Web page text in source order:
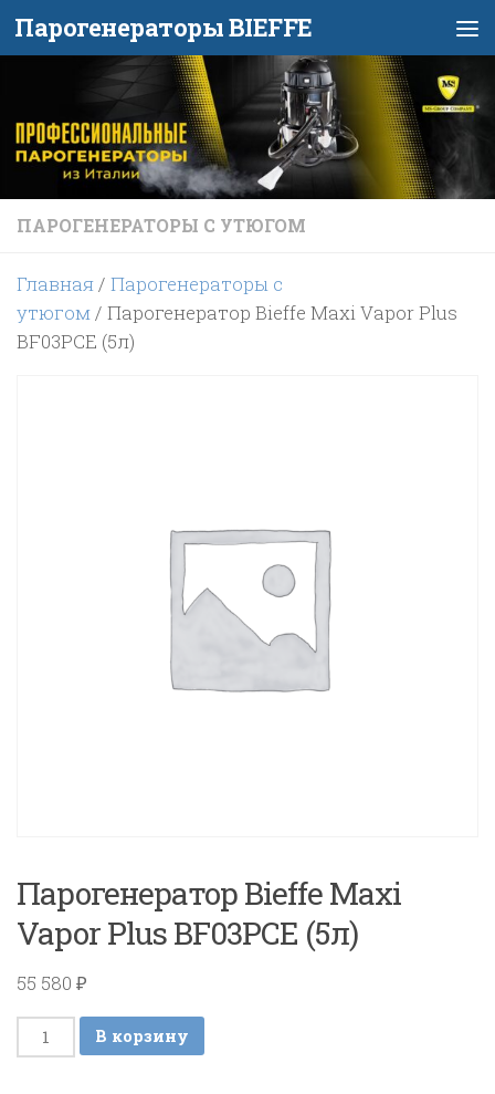
Перейти к содержимому
Парогенераторы BIEFFE
ПАРОГЕНЕРАТОРЫ С УТЮГОМ
Главная/ Парогенераторы с
утюгом/ Парогенератор Bieffe Maxi Vapor Plus
BF03PCE (5л)
Парогенератор Bieffe Maxi
Vapor Plus BF03PCE (5л)
55 580 ₽
Количество
товара
В корзину